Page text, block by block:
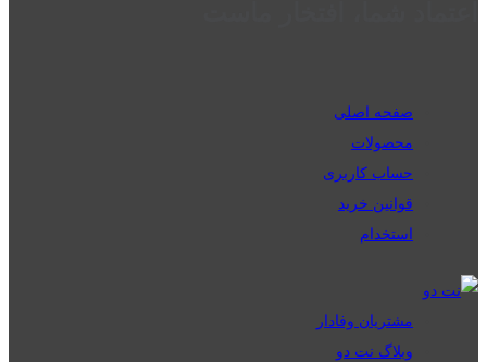
صفحه اصلی
محصولات
حساب کاربری
قوانین خرید
استخدام
مشتریان وفادار
وبلاگ نت دو